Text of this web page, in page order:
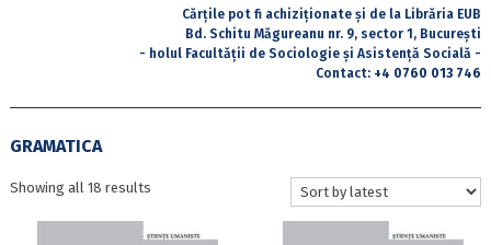
Cărțile pot fi achiziționate și de la Librăria EUB
Bd. Schitu Măgureanu nr. 9, sector 1, București
- holul Facultății de Sociologie și Asistență Socială -
Contact: +4 0760 013 746
GRAMATICA
Showing all 18 resultsSorted
latest